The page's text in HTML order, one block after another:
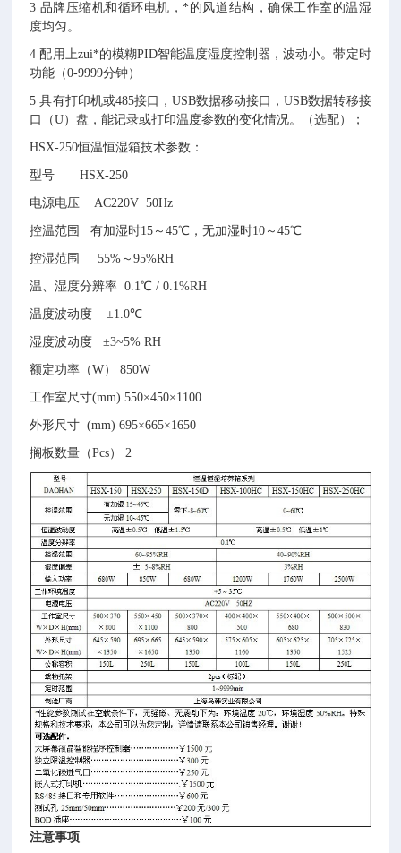
3 品牌压缩机和循环电机，*的风道结构，确保工作室的温湿
度均匀。
4 配用上zui*的模糊PID智能温度湿度控制器，波动小。带定时
功能（0-9999分钟）
5 具有打印机或485接口，USB数据移动接口，USB数据转移接
口（U）盘，能记录或打印温度参数的变化情况。（选配）；
HSX-250恒温恒湿箱技术参数：
型号 HSX-250
电源电压 AC220V 50Hz
控温范围 有加湿时15 ～45℃，无加湿时10 ～45℃
控湿范围 55% ～95%RH
温、湿度分辨率0.1℃ / 0.1%RH
温度波动度 ±1.0℃
湿度波动度 ±3~5% RH
额定功率（W）850W
工作室尺寸(mm) 550×450×1100
外形尺寸(mm)695×665×1650
搁板数量（Pcs）2
注意事项